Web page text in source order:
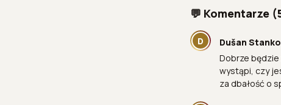
💬 Komentarze
D Dušan
Dobrze będzie
wystąpi, czy
za dbałość o